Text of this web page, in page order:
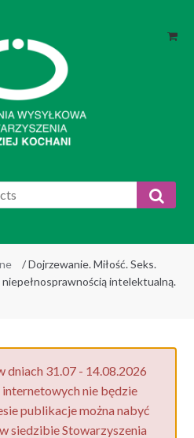
/ Dojrzewanie. Miłość. Seks.
intelektualną.
dniach 31.07 - 14.08.2026
nie będzie
publikacje można nabyć
siedzibie Stowarzyszenia